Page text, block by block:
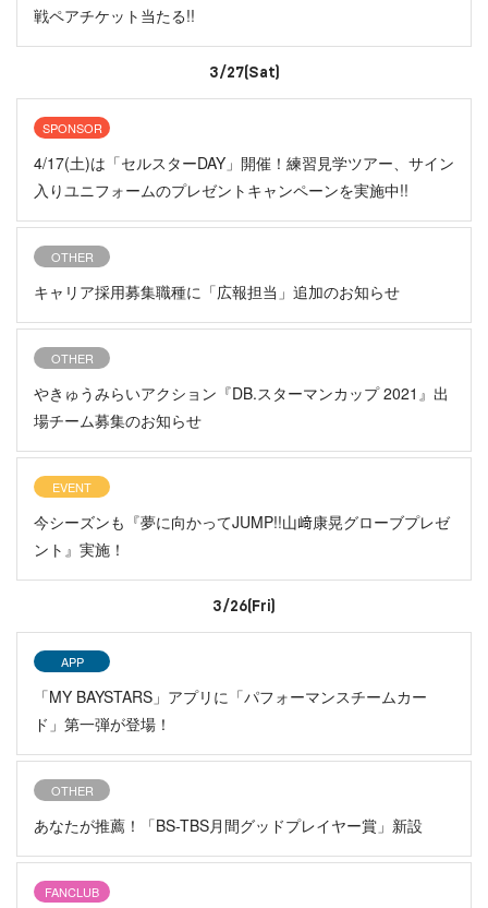
戦ペアチケット当たる!!
3/27(Sat)
SPONSOR
4/17(土)は「セルスターDAY」開催！練習見学ツアー、サイン
入りユニフォームのプレゼントキャンペーンを実施中!!
OTHER
キャリア採用募集職種に「広報担当」追加のお知らせ
OTHER
やきゅうみらいアクション『DB.スターマンカップ 2021』出
場チーム募集のお知らせ
EVENT
今シーズンも『夢に向かってJUMP!!山﨑康晃グローブプレゼ
ント』実施！
3/26(Fri)
APP
「MY BAYSTARS」アプリに「パフォーマンスチームカー
ド」第一弾が登場！
OTHER
あなたが推薦！「BS-TBS月間グッドプレイヤー賞」新設
FANCLUB